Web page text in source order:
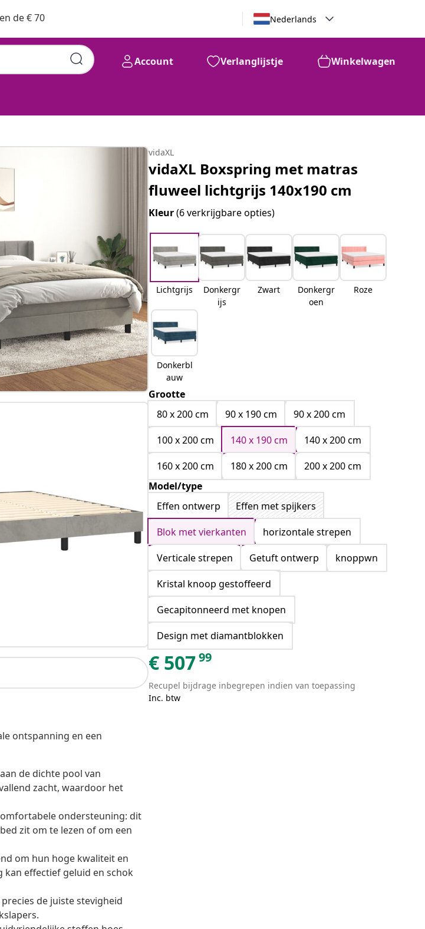
de € 70 Nederlands
Account Verlanglijstje Winkelwagen
ontspanning en een
de dichte pool van
zacht, waardoor het
ondersteuning: dit
zit om te lezen of om een
om hun hoge kwaliteit en
kan effectief geluid en schok
de juiste stevigheid
vidaXL
vidaXL Boxspring met matras
fluweel lichtgrijs 140x190 cm
Kleur(6 verkrijgbare opties)
Lichtgrijs
Donkergr
ijs
Zwart
Donkergr
oen
Roze
Donkerbl
auw
Grootte
80 x 200 cm
90 x 190 cm
90 x 200 cm
100 x 200 cm
140 x 190 cm
140 x 200 cm
160 x 200 cm
180 x 200 cm
200 x 200 cm
Model/type
Effen ontwerp
Effen met spijkers
Blok met vierkanten
horizontale strepen
Verticale strepen
Getuft ontwerp
knoppwn
Kristal knoop gestoffeerd
Gecapitonneerd met knopen
Design met diamantblokken
€ 50799
Recupel bijdrage inbegrepen indien van toepassing
Inc. btw